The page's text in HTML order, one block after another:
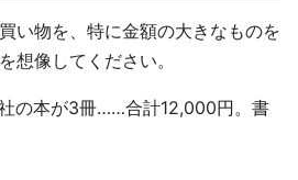
い物を、特に金額の大きなものを
想像してください。
の本が3冊……合計12,000円。書